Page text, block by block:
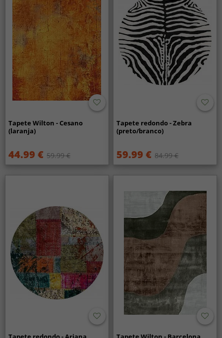
Tapete Wilton - Cesano
(laranja)
44.99 € 59.99 €
Tapete redondo - Zebra
(preto/branco)
59.99 € 84.99 €